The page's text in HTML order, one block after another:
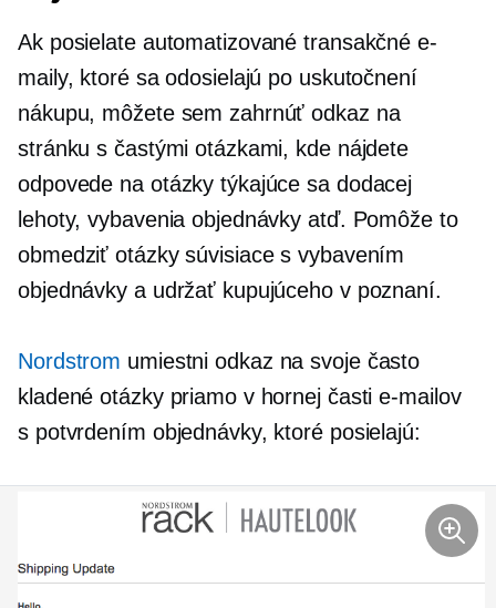
Ak posielate automatizované transakčné e-
maily, ktoré sa odosielajú po uskutočnení
nákupu, môžete sem zahrnúť odkaz na
stránku s častými otázkami, kde nájdete
odpovede na otázky týkajúce sa dodacej
lehoty, vybavenia objednávky atď. Pomôže to
obmedziť otázky súvisiace s vybavením
objednávky a udržať kupujúceho v poznaní.
Nordstrom umiestni odkaz na svoje často
kladené otázky priamo v hornej časti e-mailov
s potvrdením objednávky, ktoré posielajú: